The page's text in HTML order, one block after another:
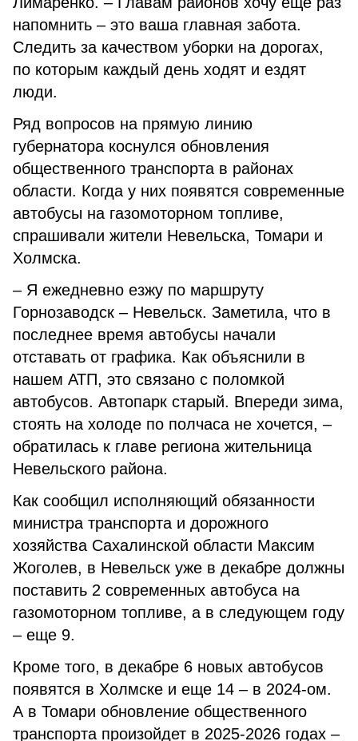
напомнить – это ваша главная забота.
Следить за качеством уборки на дорогах,
по которым каждый день ходят и ездят
люди.
Ряд вопросов на прямую линию
губернатора коснулся обновления
общественного транспорта в районах
области. Когда у них появятся современные
автобусы на газомоторном топливе,
спрашивали жители Невельска, Томари и
Холмска.
– Я ежедневно езжу по маршруту
Горнозаводск – Невельск. Заметила, что в
последнее время автобусы начали
отставать от графика. Как объяснили в
нашем АТП, это связано с поломкой
автобусов. Автопарк старый. Впереди зима,
стоять на холоде по полчаса не хочется, –
обратилась к главе региона жительница
Невельского района.
Как сообщил исполняющий обязанности
министра транспорта и дорожного
хозяйства Сахалинской области Максим
Жоголев, в Невельск уже в декабре должны
поставить 2 современных автобуса на
газомоторном топливе, а в следующем году
– еще 9.
Кроме того, в декабре 6 новых автобусов
появятся в Холмске и еще 14 – в 2024-ом.
А в Томари обновление общественного
транспорта произойдет в 2025-2026 годах –